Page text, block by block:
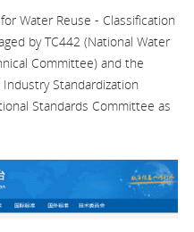
Water Reuse - Classification
by TC442 (National Water
Committee) and the
Standardization
Standards Committee as